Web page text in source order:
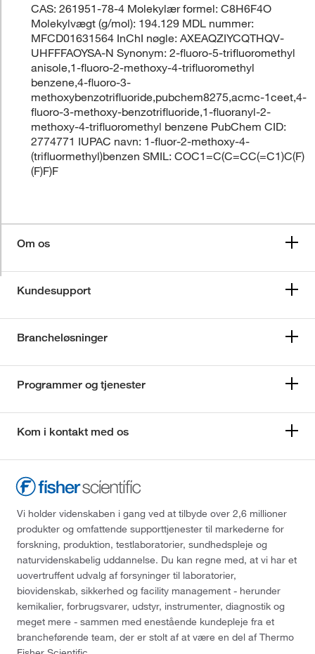
CAS: 261951-78-4 Molekylær formel: C8H6F4O
Molekylvægt (g/mol): 194.129 MDL nummer:
MFCD01631564 InChI nøgle: AXEAQZIYCQTHQV-
UHFFFAOYSA-N Synonym: 2-fluoro-5-trifluoromethyl
anisole,1-fluoro-2-methoxy-4-trifluoromethyl
benzene,4-fluoro-3-
methoxybenzotrifluoride,pubchem8275,acmc-1ceet,4-
fluoro-3-methoxy-benzotrifluoride,1-fluoranyl-2-
methoxy-4-trifluoromethyl benzene PubChem CID:
2774771 IUPAC navn: 1-fluor-2-methoxy-4-
(trifluormethyl)benzen SMIL: COC1=C(C=CC(=C1)C(F)
(F)F)F
Om os
Kundesupport
Brancheløsninger
Programmer og tjenester
Kom i kontakt med os
Vi holder videnskaben i gang ved at tilbyde over 2,6 millioner
produkter og omfattende supporttjenester til markederne for
forskning, produktion, testlaboratorier, sundhedspleje og
naturvidenskabelig uddannelse. Du kan regne med, at vi har et
uovertruffent udvalg af forsyninger til laboratorier,
biovidenskab, sikkerhed og facility management - herunder
kemikalier, forbrugsvarer, udstyr, instrumenter, diagnostik og
meget mere - sammen med enestående kundepleje fra et
brancheførende team, der er stolt af at være en del af Thermo